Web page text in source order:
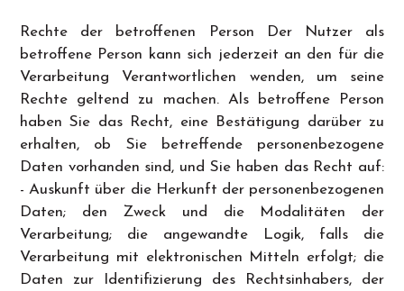
Rechte der betroffenen Person Der Nutzer als
betroffene Person kann sich jederzeit an den für die
Verarbeitung Verantwortlichen wenden, um seine
Rechte geltend zu machen. Als betroffene Person
haben Sie das Recht, eine Bestätigung darüber zu
erhalten, ob Sie betreffende personenbezogene
Daten vorhanden sind, und Sie haben das Recht auf:
- Auskunft über die Herkunft der personenbezogenen
Daten; den Zweck und die Modalitäten der
Verarbeitung; die angewandte Logik, falls die
Verarbeitung mit elektronischen Mitteln erfolgt; die
Daten zur Identifizierung des Rechtsinhabers, der